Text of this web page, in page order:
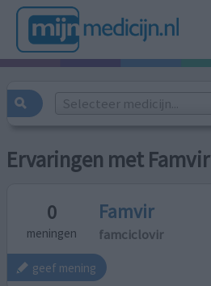
Selecteer medicijn...
Ervaringen met Famvir
0
meningen
Famvir
famciclovir
geef mening